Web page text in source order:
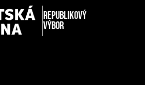
Republikový
výbor